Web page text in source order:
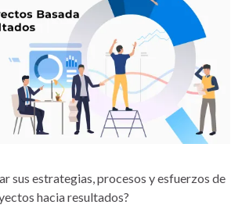
sus estrategias, procesos y esfuerzos de
hacia resultados?